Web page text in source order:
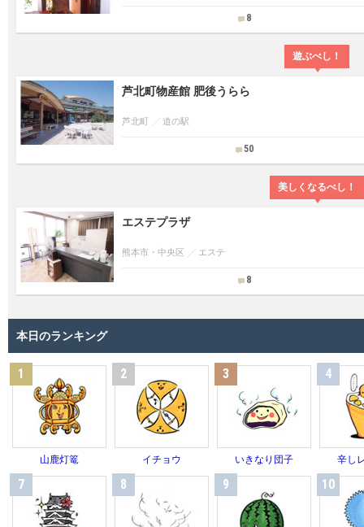
8
遊ぶべし！
芦北町物産館 肥後うらら
芦北町 道の駅
50
美しくなるべし！
エステプラザ
熊本市・中央区 エステ
8
本日のランキング
1
山鹿灯篭
2
イチョウ
3
いきなり団子
4
辛し
7 8 9 10